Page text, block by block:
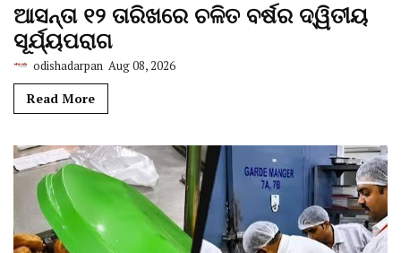
ଆସନ୍ତା ୧୨ ତାରିଖରେ ଚଳିତ ବର୍ଷର ଦ୍ୱିତୀୟ
ସୂର୍ଯ୍ୟପରାଗ
odishadarpan Aug 08, 2026
Read More